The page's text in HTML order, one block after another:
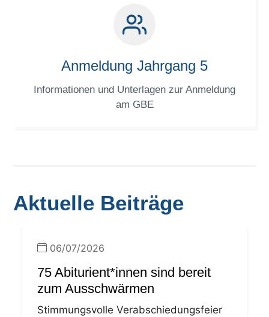
Anmeldung Jahrgang 5
Informationen und Unterlagen zur Anmeldung
am GBE
Aktuelle Beiträge
06/07/2026
75 Abiturient*innen sind bereit
zum Ausschwärmen
Stimmungsvolle Verabschiedungsfeier